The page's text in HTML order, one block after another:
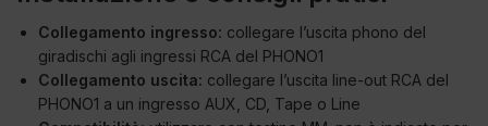
Collegamento ingresso: collegare l’uscita phono del
giradischi agli ingressi RCA del PHONO1
Collegamento uscita: collegare l’uscita line-out RCA del
PHONO1 a un ingresso AUX, CD, Tape o Line